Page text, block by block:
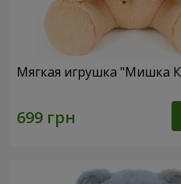
Мягкая игрушка "Мишка